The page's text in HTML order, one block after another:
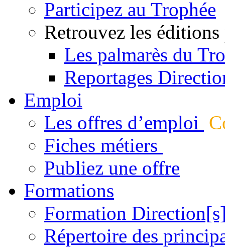
Participez au Trophée
Retrouvez les éditions
Les palmarès du
Reportages
Emploi
Les offres d’emploi
Fiches métiers
Publiez une offre
Formations
Formation
Répertoire des